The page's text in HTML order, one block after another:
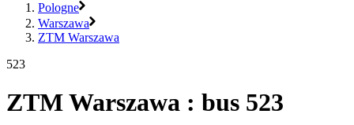
Pologne
Warszawa
ZTM Warszawa
523
ZTM Warszawa : bus 523